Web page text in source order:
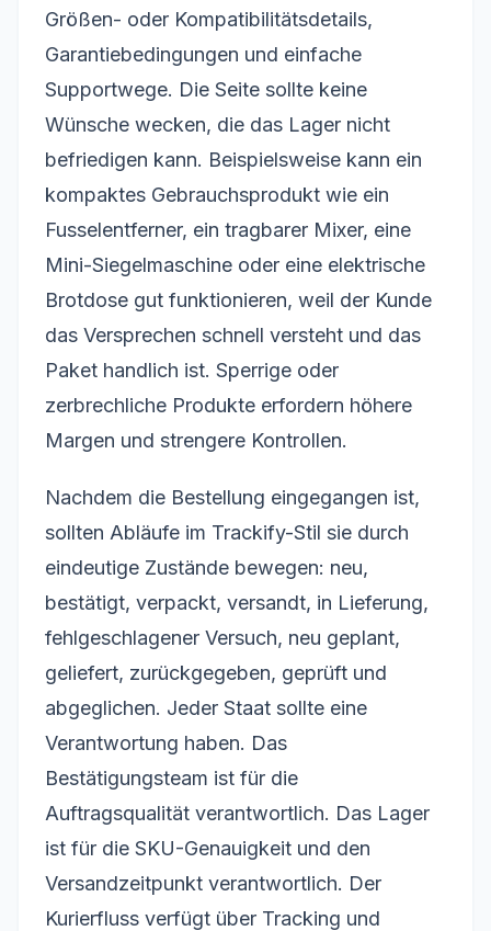
Größen- oder Kompatibilitätsdetails,
Garantiebedingungen und einfache
Supportwege. Die Seite sollte keine
Wünsche wecken, die das Lager nicht
befriedigen kann. Beispielsweise kann ein
kompaktes Gebrauchsprodukt wie ein
Fusselentferner, ein tragbarer Mixer, eine
Mini-Siegelmaschine oder eine elektrische
Brotdose gut funktionieren, weil der Kunde
das Versprechen schnell versteht und das
Paket handlich ist. Sperrige oder
zerbrechliche Produkte erfordern höhere
Margen und strengere Kontrollen.
Nachdem die Bestellung eingegangen ist,
sollten Abläufe im Trackify-Stil sie durch
eindeutige Zustände bewegen: neu,
bestätigt, verpackt, versandt, in Lieferung,
fehlgeschlagener Versuch, neu geplant,
geliefert, zurückgegeben, geprüft und
abgeglichen. Jeder Staat sollte eine
Verantwortung haben. Das
Bestätigungsteam ist für die
Auftragsqualität verantwortlich. Das Lager
ist für die SKU-Genauigkeit und den
Versandzeitpunkt verantwortlich. Der
Kurierfluss verfügt über Tracking und